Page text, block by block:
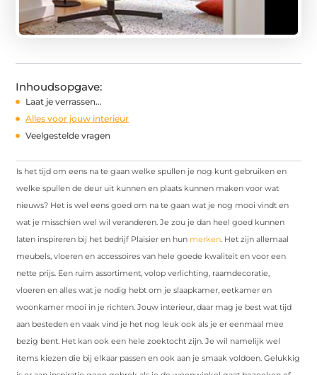
Inhoudsopgave:
Laat je verrassen…
Alles voor jouw interieur
Veelgestelde vragen
Is het tijd om eens na te gaan welke spullen je nog kunt gebruiken en
welke spullen de deur uit kunnen en plaats kunnen maken voor wat
nieuws? Het is wel eens goed om na te gaan wat je nog mooi vindt en
wat je misschien wel wil veranderen. Je zou je dan heel goed kunnen
laten inspireren bij het bedrijf Plaisier en hun merken. Het zijn allemaal
meubels, vloeren en accessoires van hele goede kwaliteit en voor een
nette prijs. Een ruim assortiment, volop verlichting, raamdecoratie,
vloeren en alles wat je nodig hebt om je slaapkamer, eetkamer en
woonkamer mooi in je richten. Jouw interieur, daar mag je best wat tijd
aan besteden en vaak vind je het nog leuk ook als je er eenmaal mee
bezig bent. Het kan ook een hele zoektocht zijn. Je wil namelijk wel
items kiezen die bij elkaar passen en ook aan je smaak voldoen. Gelukkig